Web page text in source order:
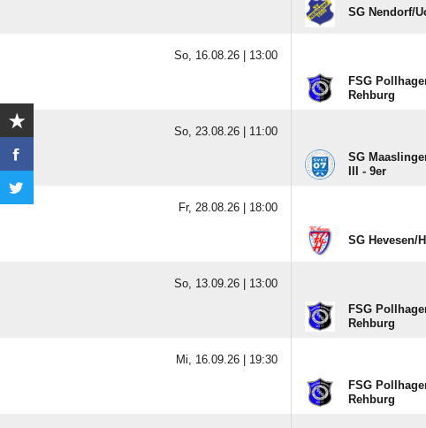
SG Nendorf/​
So, 16.08.26 | 13:00
FSG
Rehburg
So, 23.08.26 | 11:00
SG
III - 9er
Fr, 28.08.26 | 18:00
SG Hevesen/​
So, 13.09.26 | 13:00
FSG
Rehburg
Mi, 16.09.26 | 19:30
FSG
Rehburg